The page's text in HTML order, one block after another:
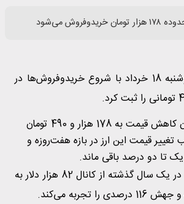
می‌شود
قیمت دلار امروز دوشنبه 18 خرداد با شروع خریدوفروش‌ها در
دلار آزاد با این میزان کاهش قیمت به 178 هزار و 490 تومان
تغییر قیمت این ارز در بازه هفت‌روزه و
تا دو درصد باقی ماند.
قیمت دلار آزاد البته در یک سال گذشته از کانال 82 هزار دلار به
تجربه می‌کند.